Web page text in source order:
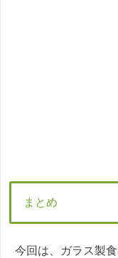
まとめ
今回は、ガラス製